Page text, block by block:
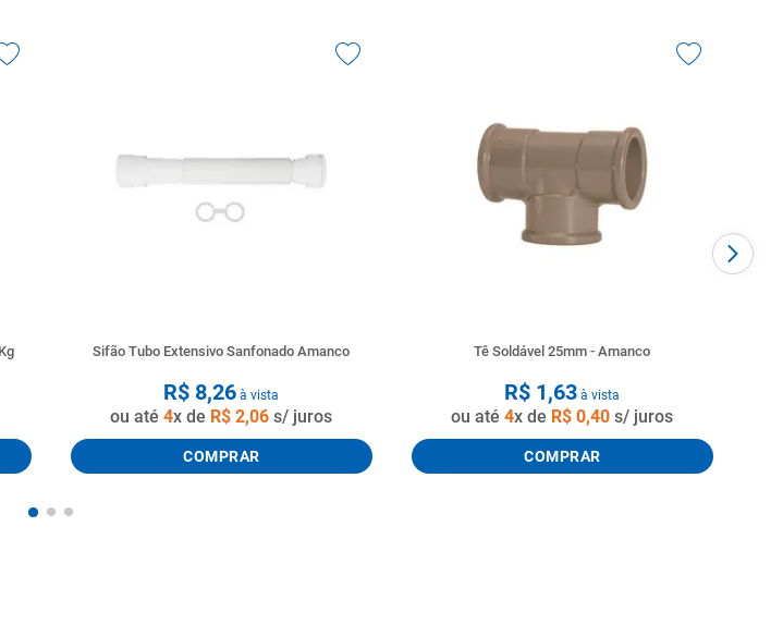
Sifão Tubo Extensivo Sanfonado Amanco
R$ 8,26 à vista
ou até4x de R$ 2,06 s/ juros
COMPRAR
Tê Soldável 25mm - Amanco
R$ 1,63 à vista
ou até4x de R$ 0,40 s/ juros
COMPRAR